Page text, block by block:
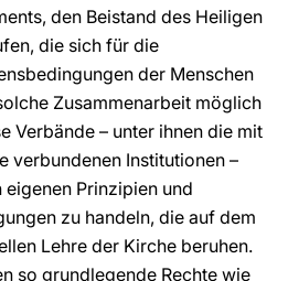
den Beistand des Heiligen
die sich für die
der Menschen
Zusammenarbeit möglich
Verbände – unter ihnen die mit
verbundenen Institutionen –
Prinzipien und
zu handeln, die auf dem
Lehre der Kirche beruhen.
so grundlegende Rechte wie